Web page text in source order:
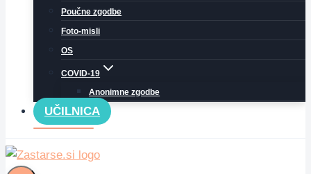
Poučne zgodbe
Foto-misli
OS
COVID-19
Anonimne zgodbe
UČILNICA